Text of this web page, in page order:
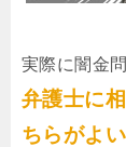
実際に闇金
弁護士に
ちらがよ